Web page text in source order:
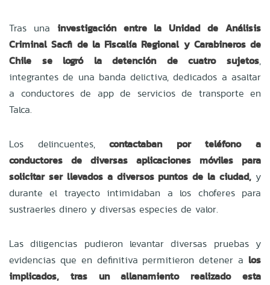
Tras una investigación entre la Unidad de Análisis
Criminal Sacfi de la Fiscalía Regional y Carabineros de
Chile se logró la detención de cuatro sujetos,
integrantes de una banda delictiva, dedicados a asaltar
a conductores de app de servicios de transporte en
Talca.
Los delincuentes,contactaban por teléfono a
conductores de diversas aplicaciones móviles para
solicitar ser llevados a diversos puntos de la ciudad, y
durante el trayecto intimidaban a los choferes para
sustraerles dinero y diversas especies de valor.
Las diligencias pudieron levantar diversas pruebas y
evidencias que en definitiva permitieron detener a los
implicados, tras un allanamiento realizado esta